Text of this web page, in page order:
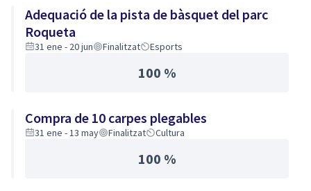
Adequació de la pista de bàsquet del parc
Roqueta
31 ene - 20 jun Finalitzat Esports
100 %
Compra de 10 carpes plegables
31 ene - 13 may Finalitzat Cultura
100 %